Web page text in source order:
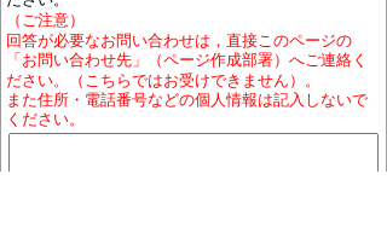
（ご注意）
回答が必要なお問い合わせは，直接このページの
「お問い合わせ先」（ページ作成部署）へご連絡く
ださい。（こちらではお受けできません）。
また住所・電話番号などの個人情報は記入しないで
ください。